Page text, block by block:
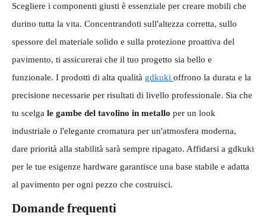
Scegliere i componenti giusti è essenziale per creare mobili che
durino tutta la vita. Concentrandoti sull'altezza corretta, sullo
spessore del materiale solido e sulla protezione proattiva del
pavimento, ti assicurerai che il tuo progetto sia bello e
funzionale. I prodotti di alta qualità gdkuki offrono la durata e la
precisione necessarie per risultati di livello professionale. Sia che
tu scelga le gambe del tavolino in metallo per un look
industriale o l'elegante cromatura per un'atmosfera moderna,
dare priorità alla stabilità sarà sempre ripagato. Affidarsi a gdkuki
per le tue esigenze hardware garantisce una base stabile e adatta
al pavimento per ogni pezzo che costruisci.
Domande frequenti